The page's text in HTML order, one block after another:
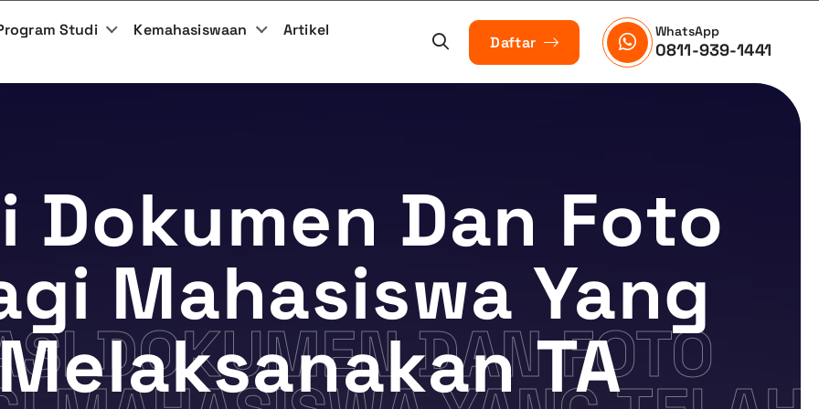
Studi Kemahasiswaan
Artikel
Daftar
WhatsApp
0811-939-1441
DOKUMEN DAN FOTO
Dokumen Dan Foto
Mahasiswa Yang
TA